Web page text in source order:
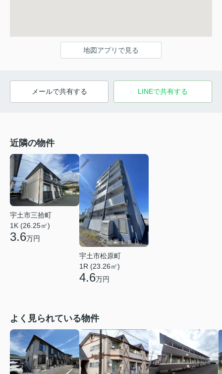
地図アプリで見る
メールで共有する LINEで共有する
近隣の物件
宇土市三拾町
1K (26.25㎡)
3.6万円
宇土市松原町
1R (23.26㎡)
4.6万円
よく見られている物件